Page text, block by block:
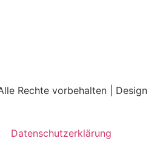
Rechte vorbehalten | Design
Datenschutzerklärung